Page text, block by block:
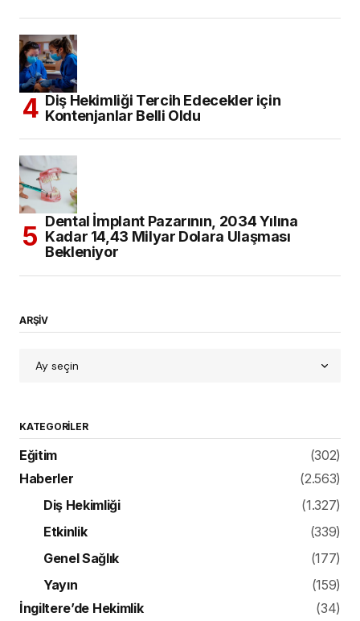
Diş Hekimliği Tercih Edecekler için
Kontenjanlar Belli Oldu
Dental İmplant Pazarının, 2034 Yılına
Kadar 14,43 Milyar Dolara Ulaşması
Bekleniyor
ARŞİV
KATEGORILER
Eğitim
(302)
Haberler
(2.563)
Diş Hekimliği
(1.327)
Etkinlik
(339)
Genel Sağlık
(177)
Yayın
(159)
İngiltere’de Hekimlik
(34)